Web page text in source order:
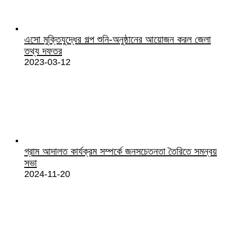
এসো মুক্তিযুদ্ধের গল্প শুনি-অনুষ্ঠানের আয়োজন করল জেলা
তথ্য দফতর
2023-03-12
গ্রাম আদালত কার্যক্রম সম্পর্কে জনসচেতনতা তৈরিতে সমন্বয়
সভা
2024-11-20